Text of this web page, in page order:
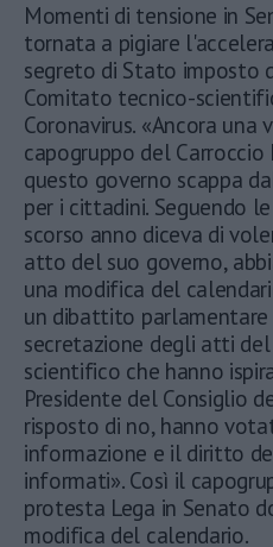
Momenti di tensione in
tornata a pigiare
segreto di Stato imposto
Comitato tecnico-
Coronavirus. «Ancora
capogruppo del Carroccio
questo governo scappa
per i cittadini. Seguendo
scorso anno diceva di
atto del suo governo,
una modifica del
un dibattito parlamentare
secretazione degli atti
scientifico che hanno
Presidente del Consiglio
risposto di no, hanno
informazione e il diritto
informati». Così il
protesta Lega in Senato
modifica del calendario.